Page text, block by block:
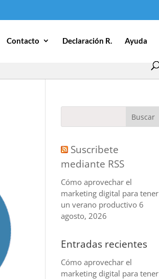
Contacto Declaración R. Ayuda
Suscribete
mediante RSS
Cómo aprovechar el
marketing digital para tener
un verano productivo 6
agosto, 2026
Entradas recientes
Cómo aprovechar el
marketing digital para tener